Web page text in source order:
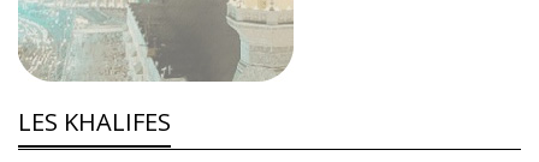
LES KHALIFES